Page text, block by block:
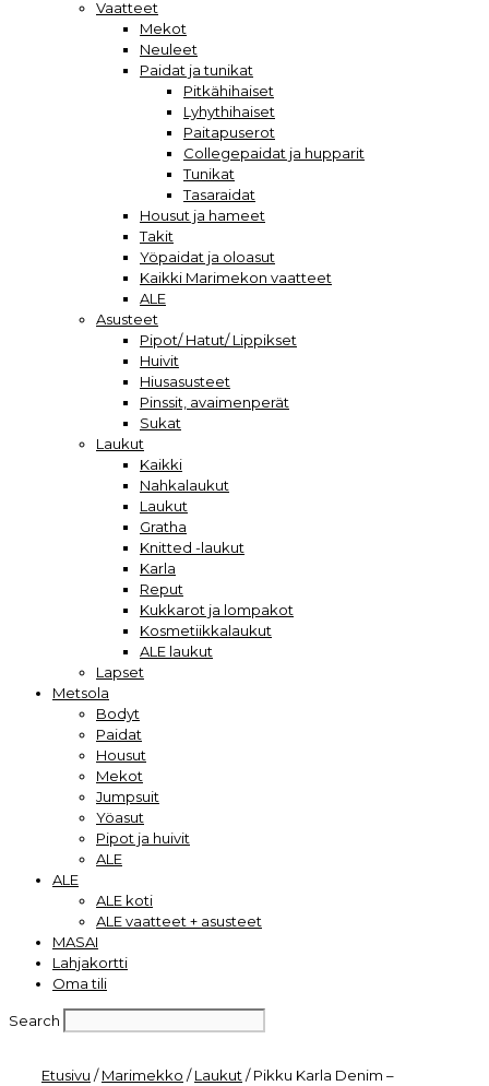
Vaatteet
Mekot
Neuleet
Paidat ja tunikat
Pitkähihaiset
Lyhythihaiset
Paitapuserot
Collegepaidat ja hupparit
Tunikat
Tasaraidat
Housut ja hameet
Takit
Yöpaidat ja oloasut
Kaikki Marimekon vaatteet
ALE
Asusteet
Pipot/ Hatut/ Lippikset
Huivit
Hiusasusteet
Pinssit, avaimenperät
Sukat
Laukut
Kaikki
Nahkalaukut
Laukut
Gratha
Knitted -laukut
Karla
Reput
Kukkarot ja lompakot
Kosmetiikkalaukut
ALE laukut
Lapset
Metsola
Bodyt
Paidat
Housut
Mekot
Jumpsuit
Yöasut
Pipot ja huivit
ALE
ALE
ALE koti
ALE vaatteet + asusteet
MASAI
Lahjakortti
Oma tili
Search
Etusivu /Marimekko /Laukut / Pikku Karla Denim –